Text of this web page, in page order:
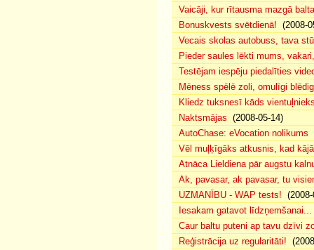
Vaicāji, kur rītausma mazgā
Bonuskvests svētdienā! (2008-
Vecais skolas autobuss, tava
Pieder saules lēkti mums,
Testējam iespēju piedalīties
Mēness spēlē zoli, omulīgi
Kliedz tuksnesī kāds
Naktsmājas (2008-05-14)
AutoChase: eVocation nolikums
Vēl muļķīgāks atkusnis, kad
Atnāca Lieldiena pār augstu
Ak, pavasar, ak pavasar, tu
UZMANĪBU - WAP tests!
Iesakam gatavot līdzņemšanai...
Caur baltu puteni ap tavu dzīvi
Reģistrācija uz regularitāti!